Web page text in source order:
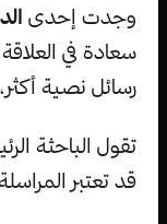
وجدت إحدى
سعادة في
رسائل نصية
تقول الباحثة
قد تعتبر